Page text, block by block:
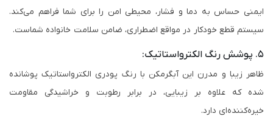
ایمنی حساس به دما و فشار، محیطی امن را برای شما فراهم می‌کند.
سیستم قطع خودکار در مواقع اضطراری، ضامن سلامت خانواده شماست.
۵. پوشش رنگ الکترواستاتیک:
ظاهر زیبا و مدرن این آبگرمکن با رنگ پودری الکترواستاتیک پوشانده
شده که علاوه بر زیبایی، در برابر رطوبت و خراشیدگی مقاومت
خیره‌کننده‌ای دارد.